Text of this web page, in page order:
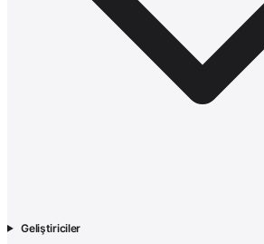
Geliştiriciler